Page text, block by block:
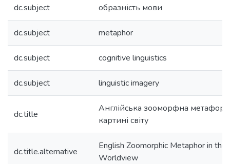
dc.subject образність мови
dc.subject metaphor
dc.subject cognitive linguistics
dc.subject linguistic imagery
dc.title
Англійська зооморфна
картині світу
dc.title.alternative
English Zoomorphic Metaphor in the
Worldview